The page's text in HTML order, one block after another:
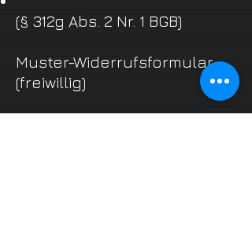
(§ 312g Abs. 2 Nr. 1 BGB)
Muster-Widerrufsformular
(freiwillig)